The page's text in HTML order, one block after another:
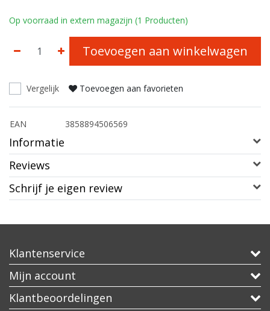
Op voorraad in extern magazijn (1 Producten)
Toevoegen aan winkelwagen
Vergelijk Toevoegen aan favorieten
EAN 3858894506569
Informatie
Reviews
Schrijf je eigen review
Klantenservice
Mijn account
Klantbeoordelingen